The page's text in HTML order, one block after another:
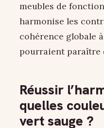
meubles de
harmonise les
cohérence globale
pourraient paraître
Réussir
quelles
vert sauge ?